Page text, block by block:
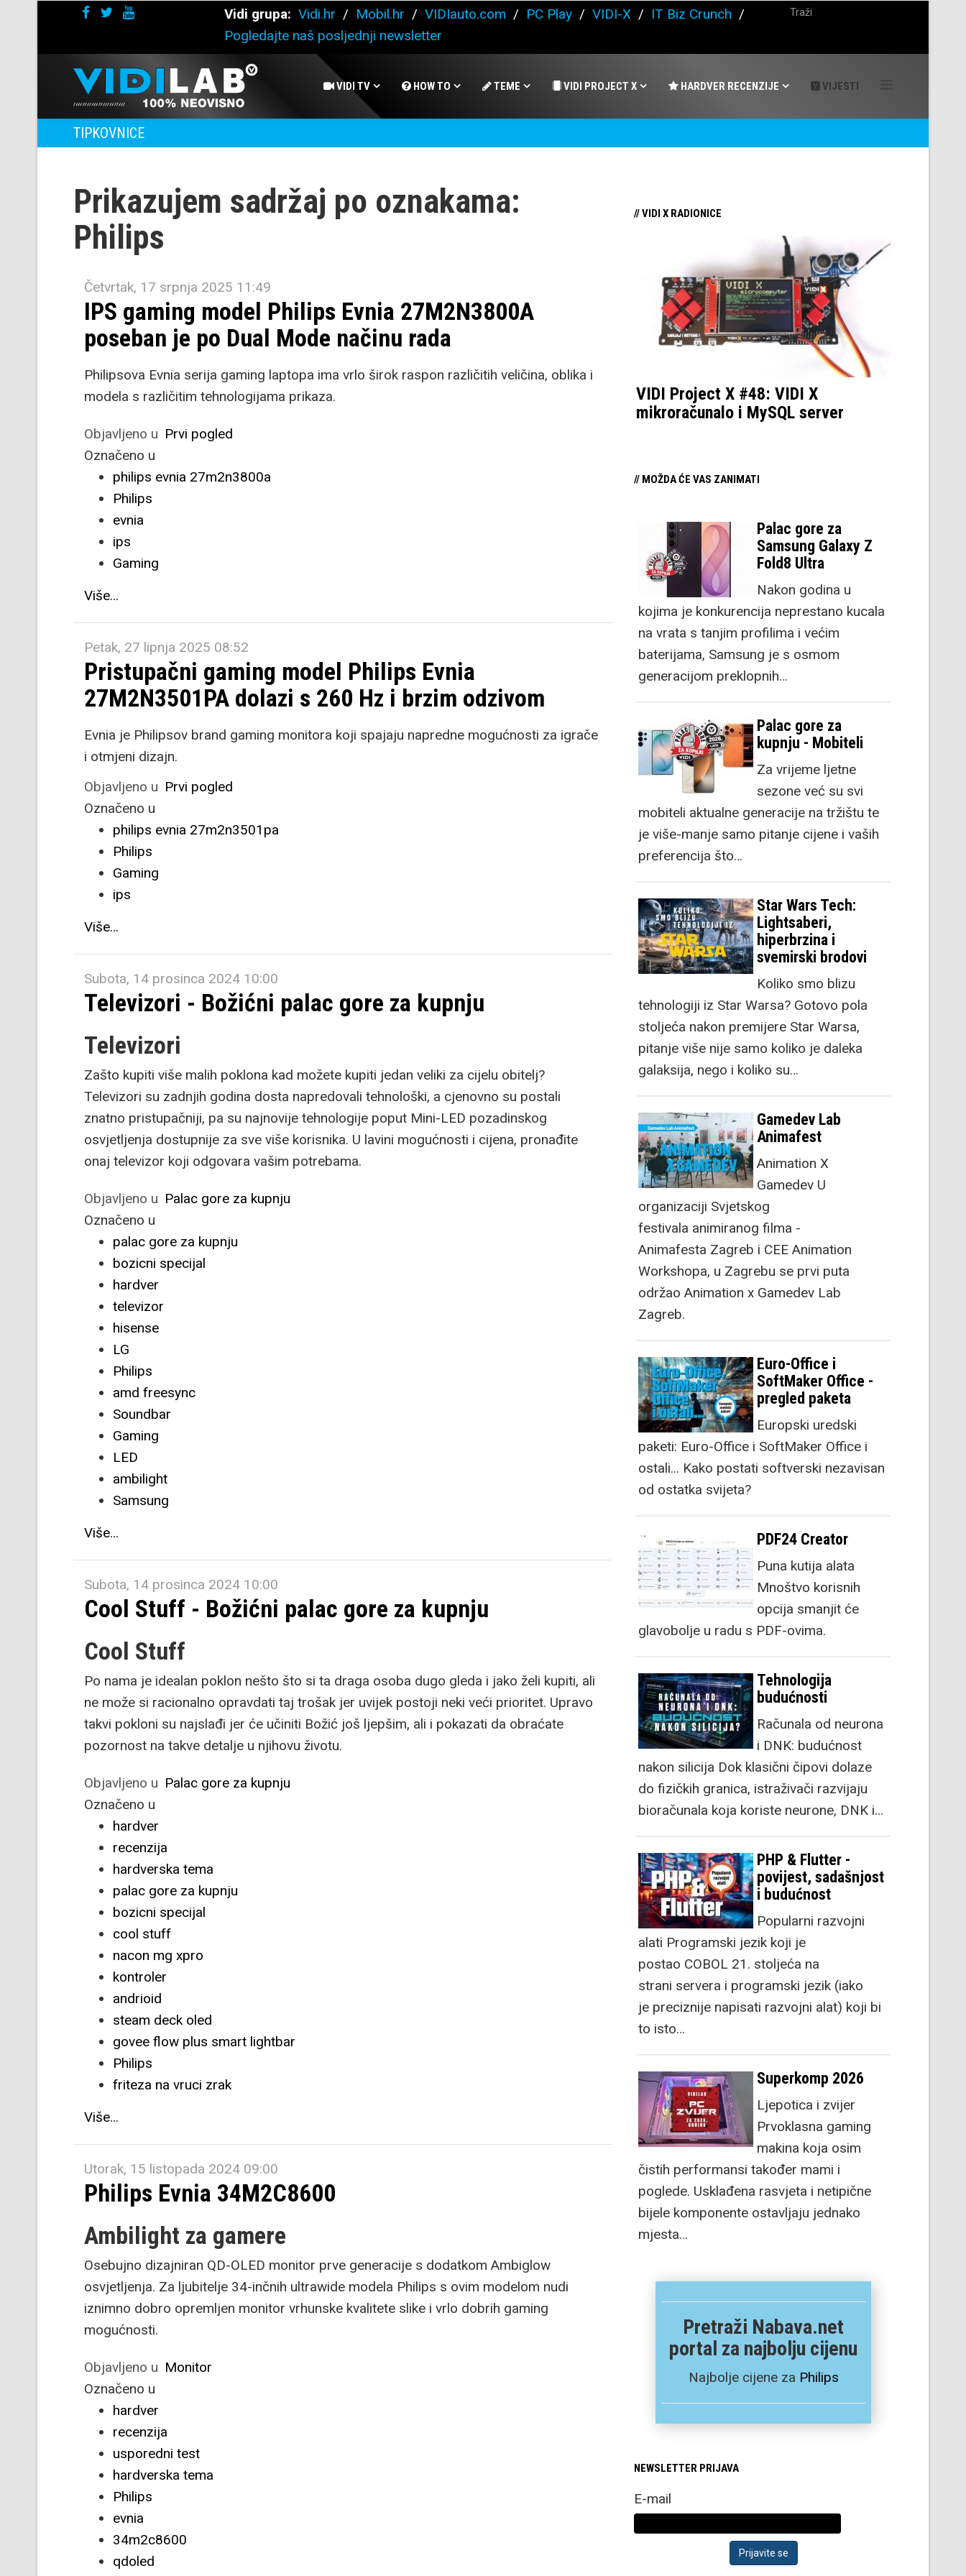
Vidi grupa: Vidi.hr / Mobil.hr / VIDIauto.com / PC Play / VIDI-X / IT Biz Crunch /
Pogledajte naš posljednji newsletter
VIDI TV HOW TO TEME VIDI PROJECT X HARDVER RECENZIJE VIJESTI
TIPKOVNICE
Prikazujem sadržaj po oznakama:
Philips
Četvrtak, 17 srpnja 2025 11:49
IPS gaming model Philips Evnia 27M2N3800A
poseban je po Dual Mode načinu rada
Philipsova Evnia serija gaming laptopa ima vrlo širok raspon različitih veličina, oblika i
modela s različitim tehnologijama prikaza.
Objavljeno u Prvi pogled
Označeno u
philips evnia 27m2n3800a
Philips
evnia
ips
Gaming
Više...
Petak, 27 lipnja 2025 08:52
Pristupačni gaming model Philips Evnia
27M2N3501PA dolazi s 260 Hz i brzim odzivom
Evnia je Philipsov brand gaming monitora koji spajaju napredne mogućnosti za igrače
i otmjeni dizajn.
Objavljeno u Prvi pogled
Označeno u
philips evnia 27m2n3501pa
Philips
Gaming
ips
Više...
Subota, 14 prosinca 2024 10:00
Televizori - Božićni palac gore za kupnju
Televizori
Zašto kupiti više malih poklona kad možete kupiti jedan veliki za cijelu obitelj?
Televizori su zadnjih godina dosta napredovali tehnološki, a cjenovno su postali
znatno pristupačniji, pa su najnovije tehnologije poput Mini-LED pozadinskog
osvjetljenja dostupnije za sve više korisnika. U lavini mogućnosti i cijena, pronađite
onaj televizor koji odgovara vašim potrebama.
Objavljeno u Palac gore za kupnju
Označeno u
palac gore za kupnju
bozicni specijal
hardver
televizor
hisense
LG
Philips
amd freesync
Soundbar
Gaming
LED
ambilight
Samsung
Više...
Subota, 14 prosinca 2024 10:00
Cool Stuff - Božićni palac gore za kupnju
Cool Stuff
Po nama je idealan poklon nešto što si ta draga osoba dugo gleda i jako želi kupiti, ali
ne može si racionalno opravdati taj trošak jer uvijek postoji neki veći prioritet. Upravo
takvi pokloni su najslađi jer će učiniti Božić još ljepšim, ali i pokazati da obraćate
pozornost na takve detalje u njihovu životu.
Objavljeno u Palac gore za kupnju
Označeno u
hardver
recenzija
hardverska tema
palac gore za kupnju
bozicni specijal
cool stuff
nacon mg xpro
kontroler
andrioid
steam deck oled
govee flow plus smart lightbar
Philips
friteza na vruci zrak
Više...
Utorak, 15 listopada 2024 09:00
Philips Evnia 34M2C8600
Ambilight za gamere
Osebujno dizajniran QD-OLED monitor prve generacije s dodatkom Ambiglow
osvjetljenja. Za ljubitelje 34-inčnih ultrawide modela Philips s ovim modelom nudi
iznimno dobro opremljen monitor vrhunske kvalitete slike i vrlo dobrih gaming
mogućnosti.
Objavljeno u Monitor
Označeno u
hardver
recenzija
usporedni test
hardverska tema
Philips
evnia
34m2c8600
qdoled
// VIDI X RADIONICE
VIDI Project X #48: VIDI X
mikroračunalo i MySQL server
// MOŽDA ĆE VAS ZANIMATI
Palac gore za
Samsung Galaxy Z
Fold8 Ultra
Nakon godina u
kojima je konkurencija neprestano kucala
na vrata s tanjim profilima i većim
baterijama, Samsung je s osmom
generacijom preklopnih…
Palac gore za
kupnju - Mobiteli
Za vrijeme ljetne
sezone već su svi
mobiteli aktualne generacije na tržištu te
je više-manje samo pitanje cijene i vaših
preferencija što…
Star Wars Tech:
Lightsaberi,
hiperbrzina i
svemirski brodovi
Koliko smo blizu
tehnologiji iz Star Warsa? Gotovo pola
stoljeća nakon premijere Star Warsa,
pitanje više nije samo koliko je daleka
galaksija, nego i koliko su…
Gamedev Lab
Animafest
Animation X
Gamedev U
organizaciji Svjetskog
festivala animiranog filma -
Animafesta Zagreb i CEE Animation
Workshopa, u Zagrebu se prvi puta
održao Animation x Gamedev Lab
Zagreb.
Euro-Office i
SoftMaker Office -
pregled paketa
Europski uredski
paketi: Euro-Office i SoftMaker Office i
ostali... Kako postati softverski nezavisan
od ostatka svijeta?
PDF24 Creator
Puna kutija alata
Mnoštvo korisnih
opcija smanjit će
glavobolje u radu s PDF-ovima.
Tehnologija
budućnosti
Računala od neurona
i DNK: budućnost
nakon silicija Dok klasični čipovi dolaze
do fizičkih granica, istraživači razvijaju
bioračunala koja koriste neurone, DNK i…
PHP & Flutter -
povijest, sadašnjost
i budućnost
Popularni razvojni
alati Programski jezik koji je
postao COBOL 21. stoljeća na
strani servera i programski jezik (iako
je preciznije napisati razvojni alat) koji bi
to isto…
Superkomp 2026
Ljepotica i zvijer
Prvoklasna gaming
makina koja osim
čistih performansi također mami i
poglede. Usklađena rasvjeta i netipične
bijele komponente ostavljaju jednako
mjesta…
Pretraži Nabava.net
portal za najbolju cijenu
Najbolje cijene za Philips
NEWSLETTER PRIJAVA
E-mail